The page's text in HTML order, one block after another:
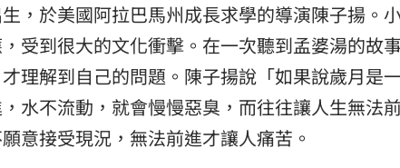
，於美國阿拉巴馬州成長求學的導演陳子揚。
受到很大的文化衝擊。在一次聽到孟婆湯的故
理解到自己的問題。陳子揚說「如果說歲月是
水不流動，就會慢慢惡臭，而往往讓人生無法
意接受現況，無法前進才讓人痛苦。